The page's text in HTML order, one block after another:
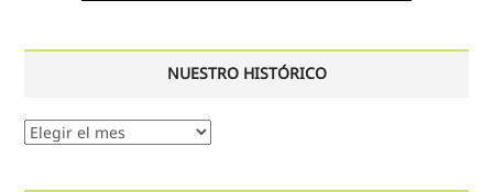
NUESTRO HISTÓRICO
Nuestro